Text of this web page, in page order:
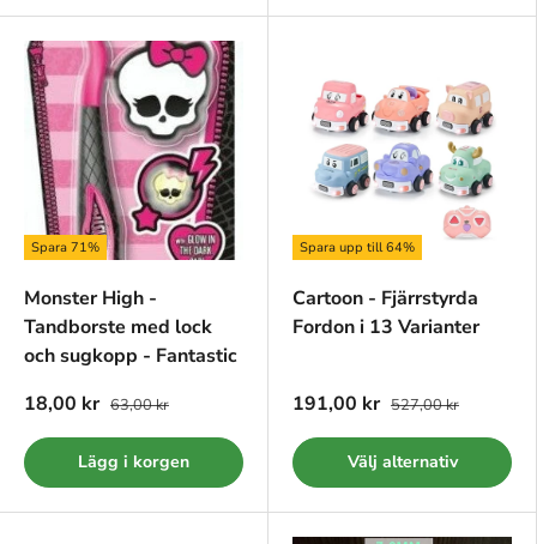
Spara 71%
Monster High -
Tandborste med lock
och sugkopp - Fantastic
18,00 kr 63,00 kr
Lägg i korgen
Spara upp till 64%
Cartoon - Fjärrstyrda
Fordon i 13 Varianter
191,00 kr 527,00 kr
Välj alternativ